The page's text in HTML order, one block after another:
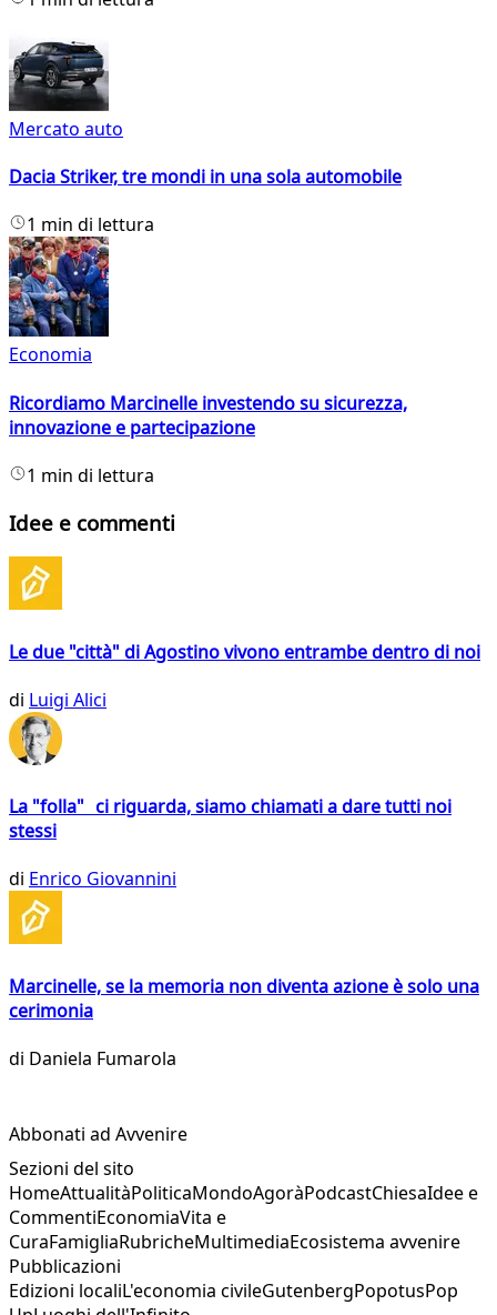
Mercato auto
Dacia Striker, tre mondi in una sola automobile
1 min di lettura
Economia
Ricordiamo Marcinelle investendo su sicurezza,
innovazione e partecipazione
1 min di lettura
Idee e commenti
Le due "città" di Agostino vivono entrambe dentro di noi
di Luigi Alici
La "folla" ci riguarda, siamo chiamati a dare tutti noi
stessi
di Enrico Giovannini
Marcinelle, se la memoria non diventa azione è solo una
cerimonia
di Daniela Fumarola
Abbonati ad Avvenire
Sezioni del sito
HomeAttualitàPoliticaMondoAgoràPodcastChiesaIdee e
CommentiEconomiaVita e
CuraFamigliaRubricheMultimediaEcosistema avvenire
Pubblicazioni
Edizioni localiL'economia civileGutenbergPopotusPop